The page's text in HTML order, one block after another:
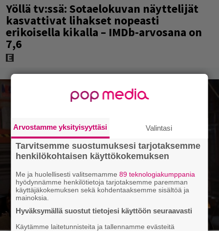
Yöllä tv:ssä: Sotaelokuvan näyttelijät
kasvattivat lihakset nopeasti
erikoisella kikalla – IMDb-arvosana on
7,6
Arvostamme yksityisyyttäsi Valintasi
Tarvitsemme suostumuksesi tarjotaksemme
henkilökohtaisen käyttökokemuksen
Me ja huolellisesti valitsemamme89 teknologiakumppania
hyödynnämme henkilötietoja tarjotaksemme paremman
käyttäjäkokemuksen sekä kohdentaaksemme sisältöä ja
mainoksia.
Hyväksymällä suostut tietojesi käyttöön seuraavasti
Käytämme laitetunnisteita ja tallennamme evästeitä